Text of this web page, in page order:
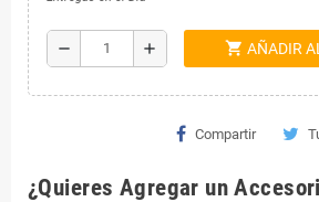
remove add shopping_cart AÑADIR
Compartir
¿Quieres Agregar un